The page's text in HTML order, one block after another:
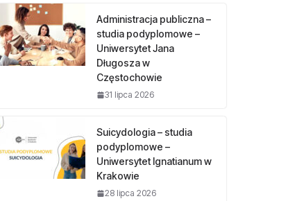
Administracja publiczna –
studia podyplomowe –
Uniwersytet Jana
Długosza w
Częstochowie
31 lipca 2026
Suicydologia – studia
podyplomowe –
Uniwersytet Ignatianum w
Krakowie
28 lipca 2026